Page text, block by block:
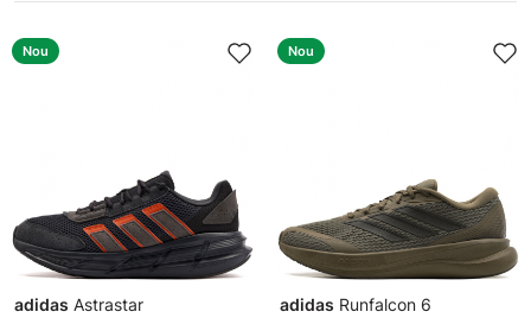
Nou
adidas Astrastar
Nou
adidas Runfalcon 6